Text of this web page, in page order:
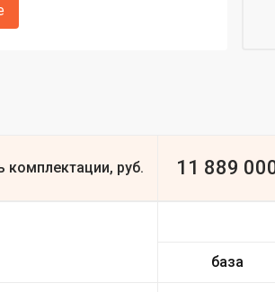
комплектации, руб. 11 889
база